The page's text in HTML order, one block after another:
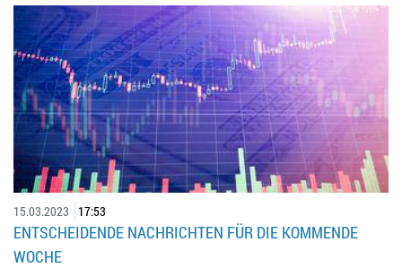
15.03.2023 17:53
ENTSCHEIDENDE NACHRICHTEN FÜR DIE KOMMENDE
WOCHE